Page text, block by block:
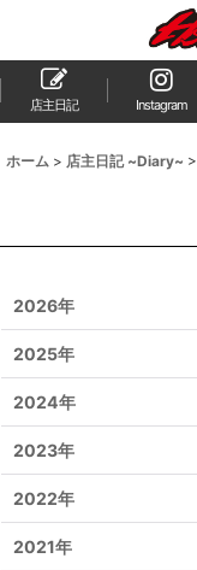
店主日記 Instagram
ホーム > 店主日記 ~Diary~ >
2026年
2025年
2024年
2023年
2022年
2021年